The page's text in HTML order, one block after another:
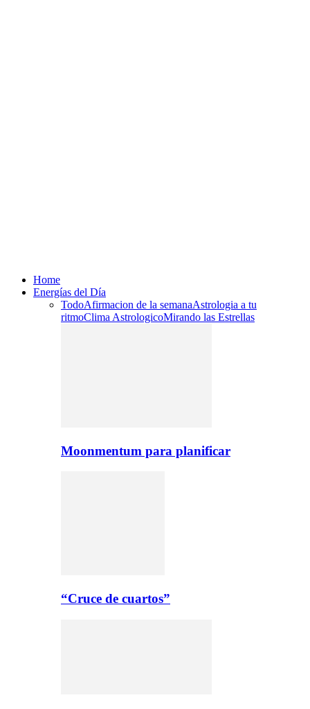
Home
Energías del Día
TodoAfirmacion de la semanaAstrologia a tu
ritmoClima AstrologicoMirando las Estrellas
Moonmentum para planificar
“Cruce de cuartos”